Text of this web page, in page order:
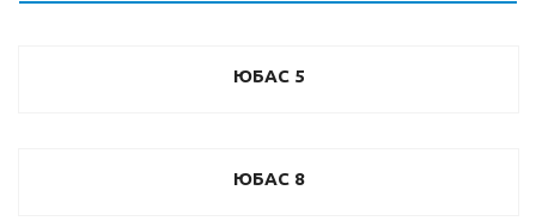
ЮБАС 5
ЮБАС 8